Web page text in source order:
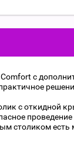
с
с откидной
столиком есть